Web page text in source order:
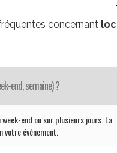
concernant
end, semaine) ?
end ou sur plusieurs jours. La
événement.